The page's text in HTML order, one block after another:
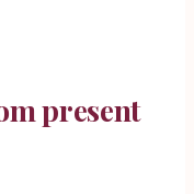
present